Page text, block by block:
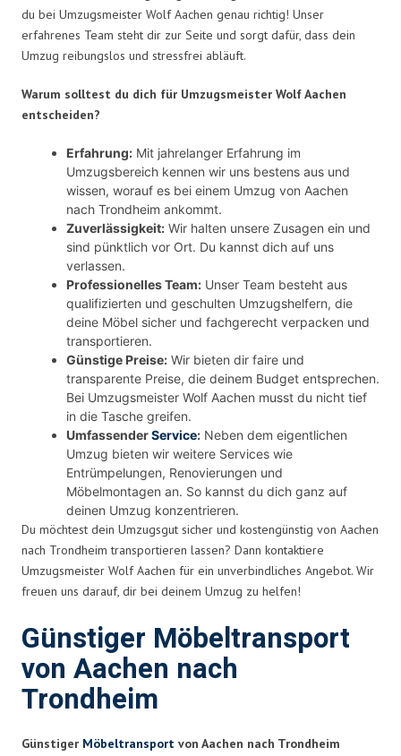
du bei Umzugsmeister Wolf Aachen genau richtig! Unser
erfahrenes Team steht dir zur Seite und sorgt dafür, dass dein
Umzug reibungslos und stressfrei abläuft.
Warum solltest du dich für Umzugsmeister Wolf Aachen
entscheiden?
Erfahrung: Mit jahrelanger Erfahrung im
Umzugsbereich kennen wir uns bestens aus und
wissen, worauf es bei einem Umzug von Aachen
nach Trondheim ankommt.
Zuverlässigkeit: Wir halten unsere Zusagen ein und
sind pünktlich vor Ort. Du kannst dich auf uns
verlassen.
Professionelles Team: Unser Team besteht aus
qualifizierten und geschulten Umzugshelfern, die
deine Möbel sicher und fachgerecht verpacken und
transportieren.
Günstige Preise: Wir bieten dir faire und
transparente Preise, die deinem Budget entsprechen.
Bei Umzugsmeister Wolf Aachen musst du nicht tief
in die Tasche greifen.
UmfassenderService: Neben dem eigentlichen
Umzug bieten wir weitere Services wie
Entrümpelungen, Renovierungen und
Möbelmontagen an. So kannst du dich ganz auf
deinen Umzug konzentrieren.
Du möchtest dein Umzugsgut sicher und kostengünstig von Aachen
nach Trondheim transportieren lassen? Dann kontaktiere
Umzugsmeister Wolf Aachen für ein unverbindliches Angebot. Wir
freuen uns darauf, dir bei deinem Umzug zu helfen!
Günstiger Möbeltransport
von Aachen nach
Trondheim
Günstiger Möbeltransport von Aachen nach Trondheim